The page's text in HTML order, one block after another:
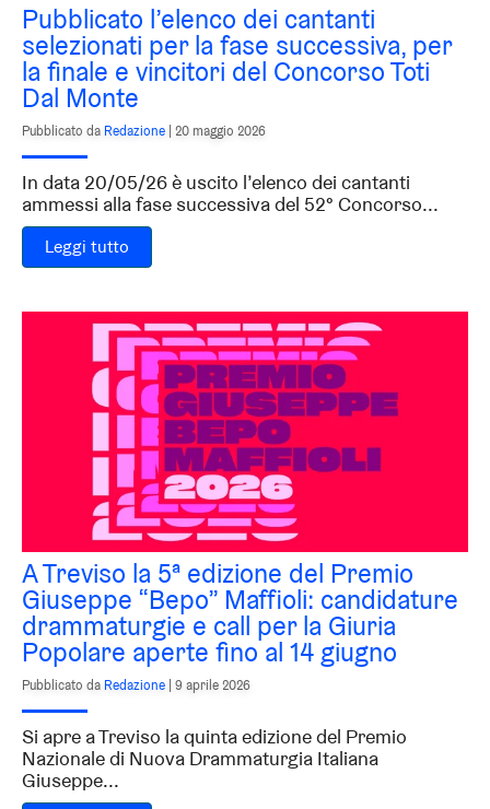
Pubblicato l’elenco dei cantanti
selezionati per la fase successiva, per
la finale e vincitori del Concorso Toti
Dal Monte
Pubblicato da Redazione | 20 maggio 2026
In data 20/05/26 è uscito l’elenco dei cantanti
ammessi alla fase successiva del 52° Concorso...
Leggi tutto
A Treviso la 5ª edizione del Premio
Giuseppe “Bepo” Maffioli: candidature
drammaturgie e call per la Giuria
Popolare aperte fino al 14 giugno
Pubblicato da Redazione | 9 aprile 2026
Si apre a Treviso la quinta edizione del Premio
Nazionale di Nuova Drammaturgia Italiana
Giuseppe...